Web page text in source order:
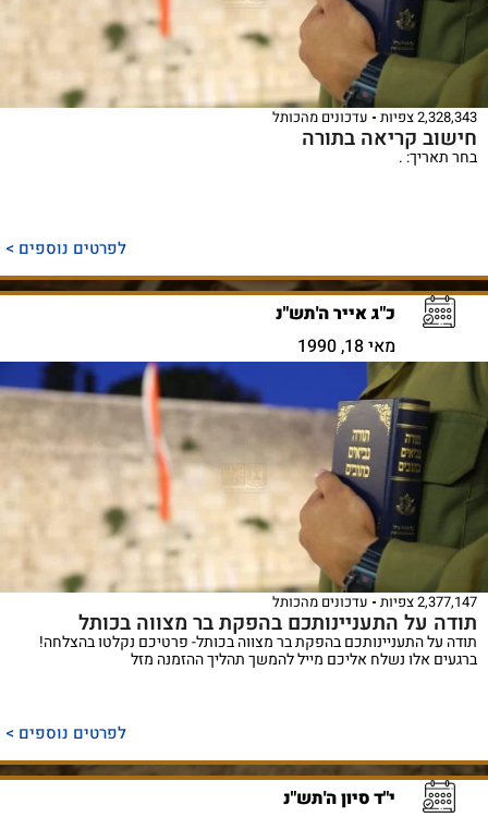
2,328,343 צפיות עדכונים מהכותל
חישוב קריאה בתורה
בחר תאריך: .
לפרטים נוספים >
כ"ג אייר ה'תש"נ
מאי 18, 1990
2,377,147 צפיות עדכונים מהכותל
תודה על התעניינותכם בהפקת בר מצווה בכותל
תודה על התעניינותכם בהפקת בר מצווה בכותל- פרטיכם נקלטו בהצלחה!
ברגעים אלו נשלח אליכם מייל להמשך תהליך ההזמנה מזל
לפרטים נוספים >
י"ד סיון ה'תש"נ